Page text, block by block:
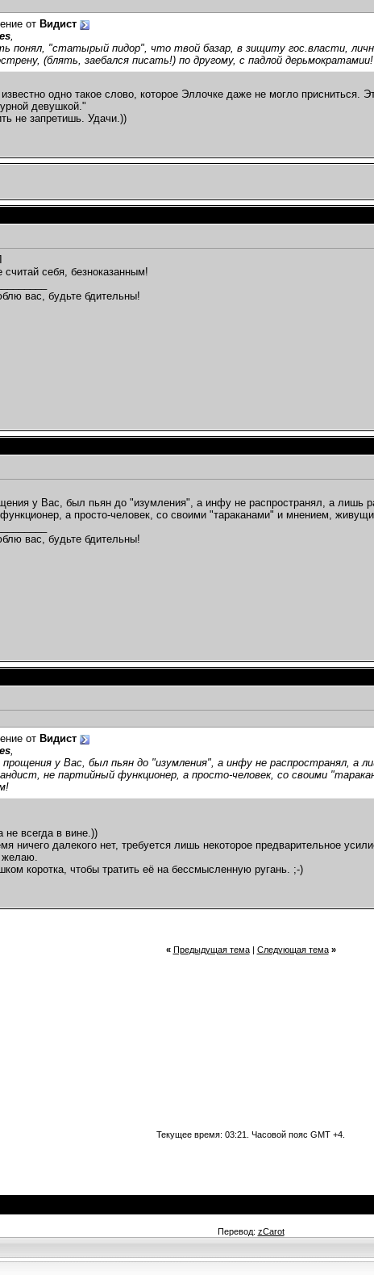
от Видист
,
понял, "статырый пидор", что твой базар, в зищиту гос.власти,
(блять, заебался писать!) по другому, с падлой дерьмократамии!
одно такое слово, которое Эллочке даже не могло присниться.
девушкой."
не запретишь. Удачи.))
себя, безноказанным!
вас, будьте бдительны!
у Вас, был пьян до "изумления", а инфу не распространял, а лишь
а просто-человек, со своими "тараканами" и мнением,
вас, будьте бдительны!
от Видист
,
у Вас, был пьян до "изумления", а инфу не распространял, а
не партийный функционер, а просто-человек, со своими
не всегда в вине.))
ничего далекого нет, требуется лишь некоторое предварительное
желаю.
коротка, чтобы тратить её на бессмысленную ругань. ;-)
« Предыдущая тема| Следующая тема »
Текущее время: 03:21 . Часовой пояс GMT +4.
Перевод: zCarot